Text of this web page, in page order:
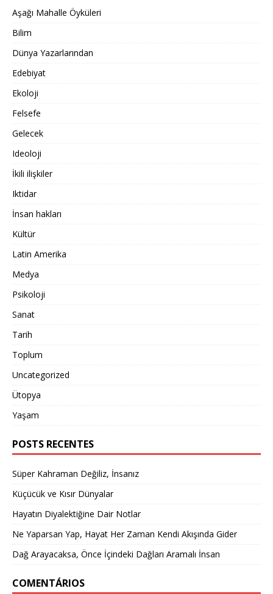
Aşağı Mahalle Öyküleri
Bilim
Dünya Yazarlarından
Edebiyat
Ekoloji
Felsefe
Gelecek
Ideoloji
İkili ilişkiler
Iktidar
İnsan hakları
Kültür
Latin Amerika
Medya
Psikoloji
Sanat
Tarih
Toplum
Uncategorized
Ütopya
Yaşam
POSTS RECENTES
Süper Kahraman Değiliz, İnsanız
Küçücük ve Kısır Dünyalar
Hayatın Diyalektiğine Dair Notlar
Ne Yaparsan Yap, Hayat Her Zaman Kendi Akışında Gider
Dağ Arayacaksa, Önce İçindeki Dağları Aramalı İnsan
COMENTÁRIOS